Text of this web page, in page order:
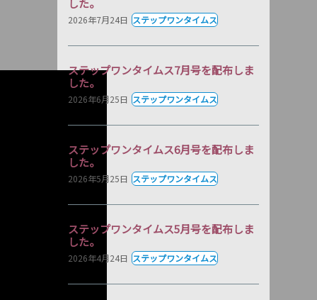
した。
2026年7月24日 ステップワンタイムス
ステップワンタイムス7月号を配布しま
した。
2026年6月25日 ステップワンタイムス
ステップワンタイムス6月号を配布しま
した。
2026年5月25日 ステップワンタイムス
ステップワンタイムス5月号を配布しま
した。
2026年4月24日 ステップワンタイムス